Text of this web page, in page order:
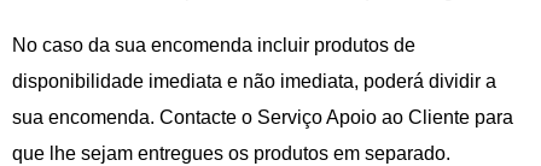
No caso da sua encomenda incluir produtos de
disponibilidade imediata e não imediata, poderá dividir a
sua encomenda. Contacte o Serviço Apoio ao Cliente para
que lhe sejam entregues os produtos em separado.